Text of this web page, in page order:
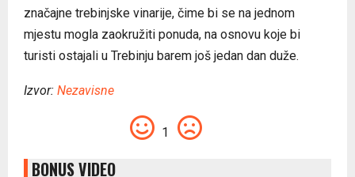
značajne trebinjske vinarije, čime bi se na jednom
mjestu mogla zaokružiti ponuda, na osnovu koje bi
turisti ostajali u Trebinju barem još jedan dan duže.
Izvor: Nezavisne
1
BONUS VIDEO